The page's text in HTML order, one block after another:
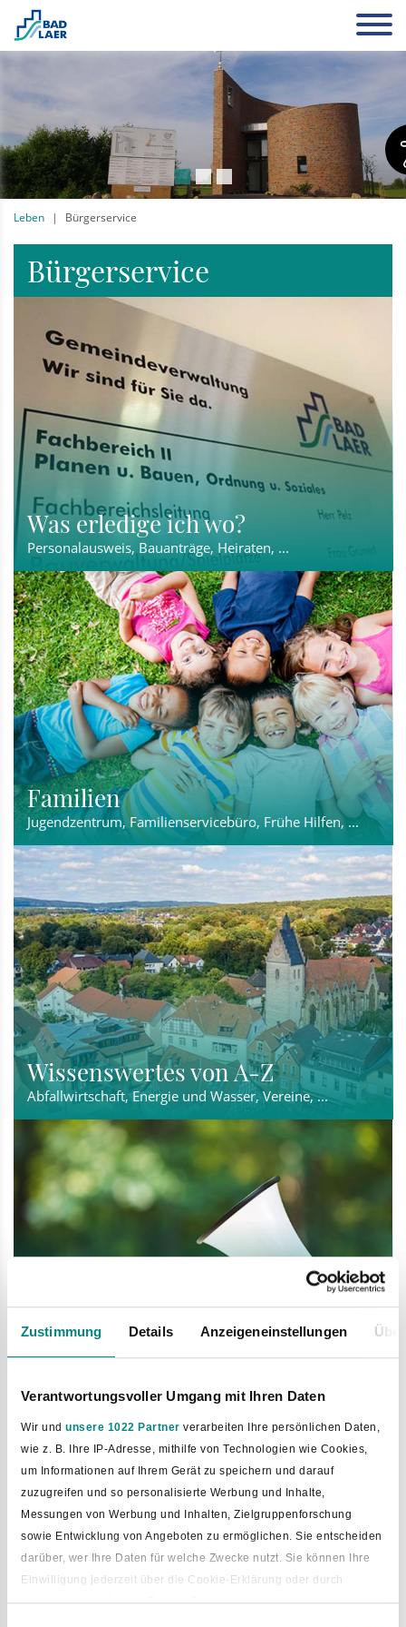
Zustimmung Details Anzeigeneinstellungen
Verantwortungsvoller Umgang mit Ihren Daten
Wir und unsere 1022 Partner verarbeiten Ihre persönlichen Daten,
wie z. B. Ihre IP-Adresse, mithilfe von Technologien wie Cookies,
um Informationen auf Ihrem Gerät zu speichern und darauf
zuzugreifen und so personalisierte Werbung und Inhalte,
Messungen von Werbung und Inhalten, Zielgruppenforschung
sowie Entwicklung von Angeboten zu ermöglichen. Sie entscheiden
darüber, wer Ihre Daten für welche Zwecke nutzt. Sie können Ihre
Einwilligung jederzeit über die Cookie-Erklärung oder durch
Klicken auf das Privacy Trigger Symbol ändern oder widerrufen
Leben Bürgerservice
Bürgerservice
Was erledige ich wo?
Personalausweis, Bauanträge, Heiraten, ...
Familien
Jugendzentrum, Familienservicebüro, Frühe Hilfen, ...
Wissenswertes von A-Z
Abfallwirtschaft, Energie und Wasser, Vereine, ...
Mängelmelder